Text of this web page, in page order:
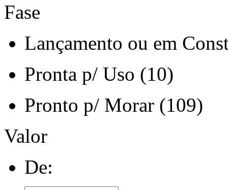
Fase
Lançamento ou em
Pronta p/ Uso (10)
Pronto p/ Morar (109)
Valor
De: